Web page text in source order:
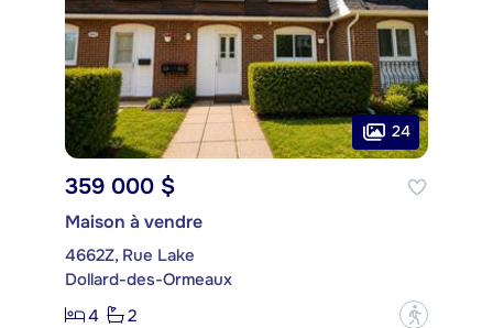
24
359 000 $
Maison à vendre
4662Z, Rue Lake
Dollard-des-Ormeaux
4
2 ?